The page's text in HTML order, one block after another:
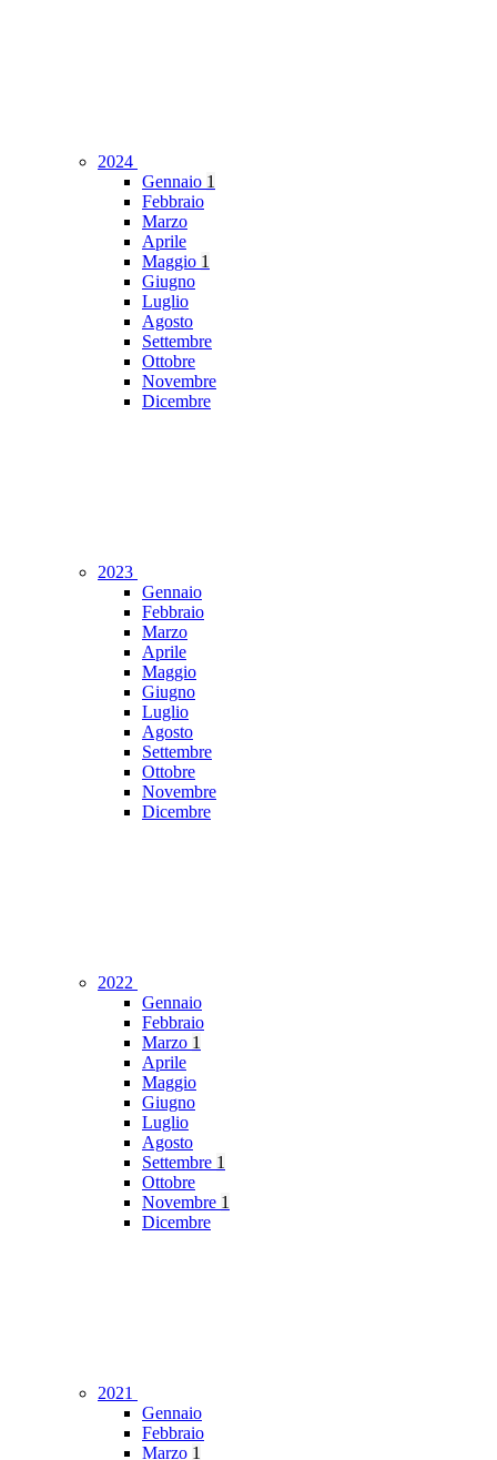
2024
Gennaio 1
Febbraio
Marzo
Aprile
Maggio 1
Giugno
Luglio
Agosto
Settembre
Ottobre
Novembre
Dicembre
2023
Gennaio
Febbraio
Marzo
Aprile
Maggio
Giugno
Luglio
Agosto
Settembre
Ottobre
Novembre
Dicembre
2022
Gennaio
Febbraio
Marzo 1
Aprile
Maggio
Giugno
Luglio
Agosto
Settembre 1
Ottobre
Novembre 1
Dicembre
2021
Gennaio
Febbraio
Marzo 1